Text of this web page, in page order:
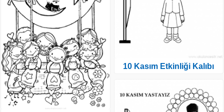
10 Kasım Etkinliği Kalıbı